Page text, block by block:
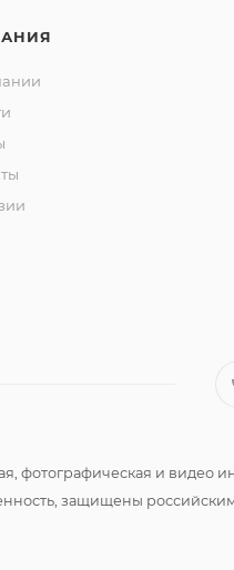
фотографическая и
защищены